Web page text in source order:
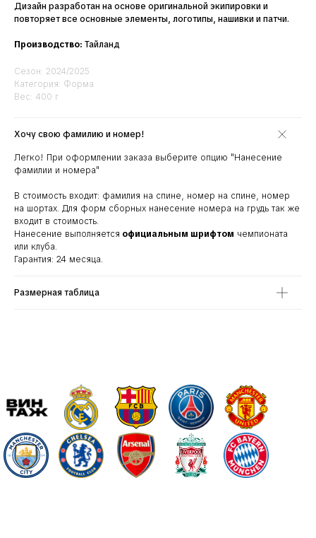
Дизайн разработан на основе оригинальной экипировки и
повторяет все основные элементы, логотипы, нашивки и патчи.
Производство: Тайланд
Сезон: 2024/2025
Категория: Форма
Вес: 400 г
Хочу свою фамилию и номер!
Легко! При оформлении заказа выберите опцию "Нанесение
фамилии и номера"
В стоимость входит: фамилия на спине, номер на спине, номер
на шортах. Для форм сборных нанесение номера на грудь так же
входит в стоимость.
Нанесение выполняется официальным шрифтом чемпионата
или клуба.
Гарантия: 24 месяца.
Размерная таблица